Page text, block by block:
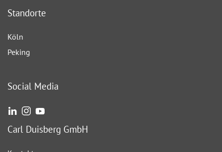
Standorte
Köln
Peking
Social Media
Carl Duisberg GmbH